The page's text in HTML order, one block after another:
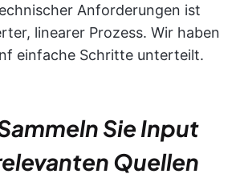
Anforderungen ist
linearer Prozess. Wir haben
einfache Schritte unterteilt.
Sie Input
Quellen